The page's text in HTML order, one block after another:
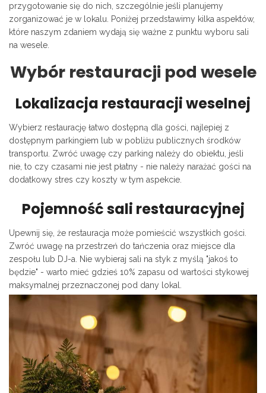
przygotowanie się do nich, szczególnie jeśli planujemy
zorganizować je w lokalu. Poniżej przedstawimy kilka aspektów,
które naszym zdaniem wydają się ważne z punktu wyboru sali
na wesele.
Wybór restauracji pod wesele
Lokalizacja restauracji weselnej
Wybierz restaurację łatwo dostępną dla gości, najlepiej z
dostępnym parkingiem lub w pobliżu publicznych środków
transportu. Zwróć uwagę czy parking należy do obiektu, jeśli
nie, to czy czasami nie jest płatny - nie należy narażać gości na
dodatkowy stres czy koszty w tym aspekcie.
Pojemność sali restauracyjnej
Upewnij się, że restauracja może pomieścić wszystkich gości.
Zwróć uwagę na przestrzeń do tańczenia oraz miejsce dla
zespołu lub DJ-a. Nie wybieraj sali na styk z myślą "jakoś to
będzie" - warto mieć gdzieś 10% zapasu od wartości stykowej
maksymalnej przeznaczonej pod dany lokal.